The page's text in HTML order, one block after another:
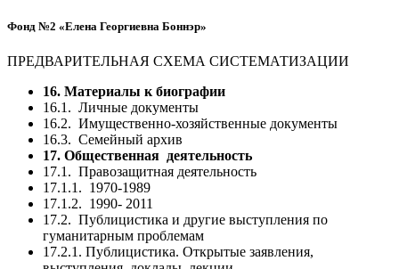
Фонд №2 «Елена Георгиевна Боннэр»
ПРЕДВАРИТЕЛЬНАЯ СХЕМА СИСТЕМАТИЗАЦИИ
16. Материалы к биографии
16.1. Личные документы
16.2. Имущественно-хозяйственные документы
16.3. Семейный архив
17. Общественная деятельность
17.1. Правозащитная деятельность
17.1.1. 1970-1989
17.1.2. 1990- 2011
17.2. Публицистика и другие выступления по
гуманитарным проблемам
17.2.1. Публицистика. Открытые заявления,